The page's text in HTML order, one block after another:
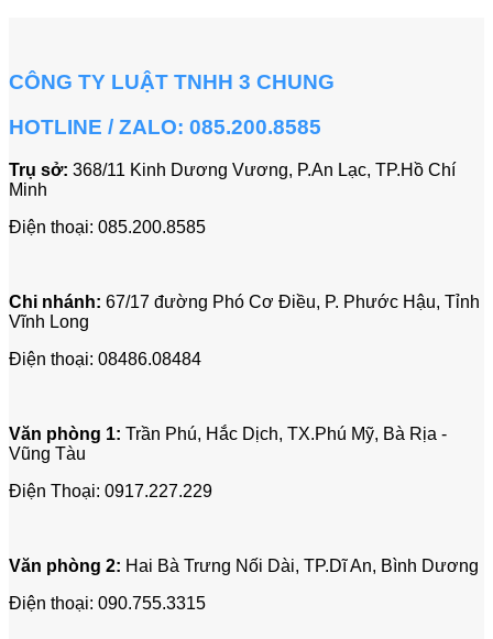
CÔNG TY LUẬT TNHH 3 CHUNG
HOTLINE / ZALO: 085.200.8585
Trụ sở: 368/11 Kinh Dương Vương, P.An Lạc, TP.Hồ Chí
Minh
Điện thoại: 085.200.8585
Chi nhánh: 67/17 đường Phó Cơ Điều, P. Phước Hậu, Tỉnh
Vĩnh Long
Điện thoại: 08486.08484
Văn phòng 1: Trần Phú, Hắc Dịch, TX.Phú Mỹ, Bà Rịa -
Vũng Tàu
Điện Thoại: 0917.227.229
Văn phòng 2: Hai Bà Trưng Nối Dài, TP.Dĩ An, Bình Dương
Điện thoại: 090.755.3315